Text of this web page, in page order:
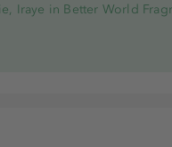
Iraye in Better World